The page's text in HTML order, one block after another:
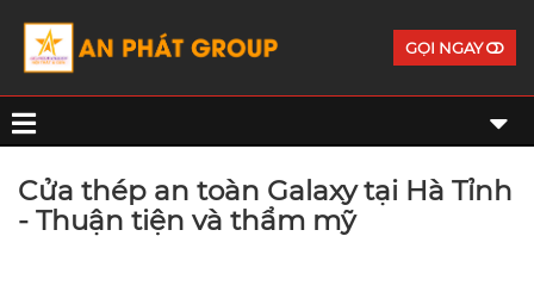
GỌI NGAY
Cửa thép an toàn Galaxy tại Hà Tỉnh
- Thuận tiện và thẩm mỹ